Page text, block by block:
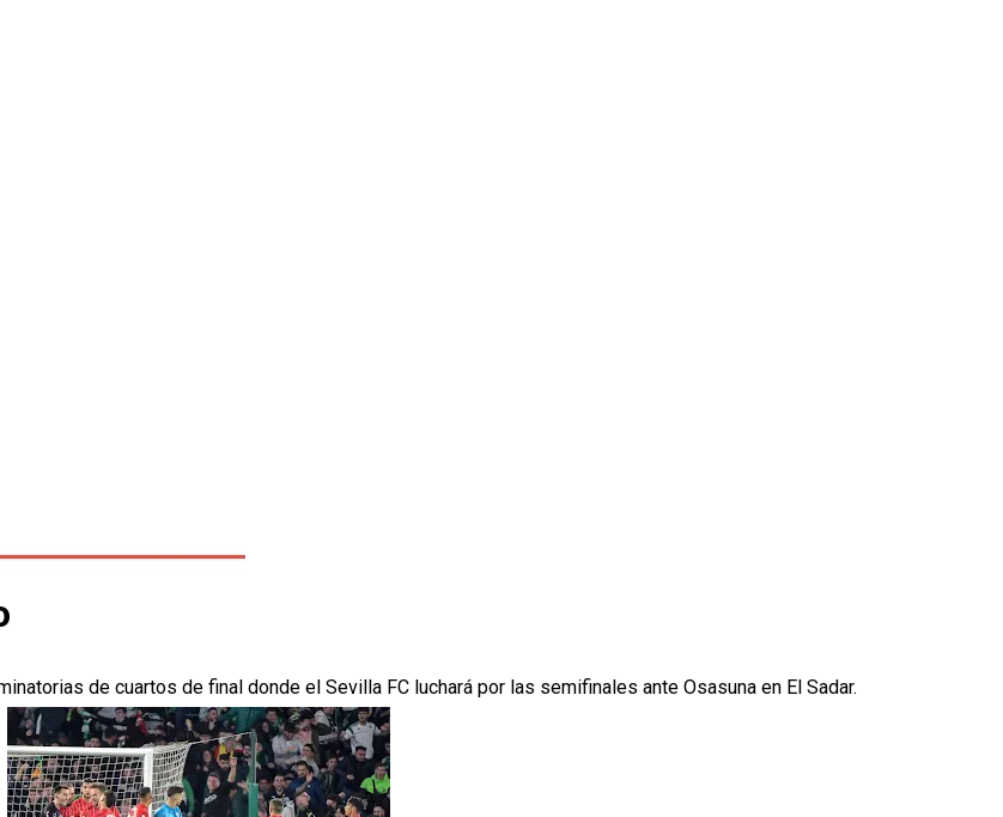
tirar para delante y trabajamos con ilusión
de cuartos de final donde el Sevilla FC luchará por las semifinales ante Osasuna en El Sadar.